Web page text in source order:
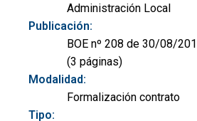
Administración Local
Publicación:
BOE nº 208 de 30/08/
(3 páginas)
Modalidad:
Formalización contrato
Tipo: